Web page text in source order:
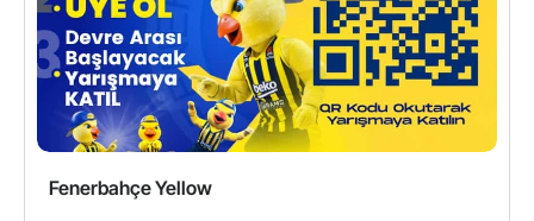
Fenerbahçe Yellow